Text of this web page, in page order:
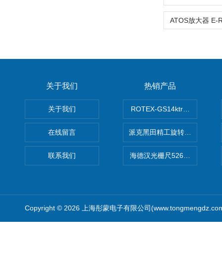
关于我们
关于我们
在线留言
联系我们
热销产品
ROTEX-GS14ktr梅花连轴器
派克黑田精工旋转气缸
海德汉光栅尺526974-09
Copyright © 2026 上海彤蒙电子有限公司